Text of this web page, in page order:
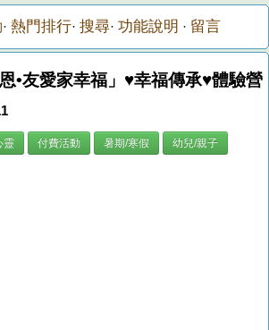
· 熱門排行· 搜尋· 功能說明 · 留言
•友愛家幸福」♥幸福傳承♥體驗營
靈 付費活動 暑期/寒假 幼兒/親子